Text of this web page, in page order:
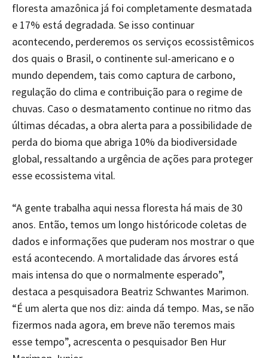
floresta amazônica já foi completamente desmatada
e 17% está degradada. Se isso continuar
acontecendo, perderemos os serviços ecossistêmicos
dos quais o Brasil, o continente sul-americano e o
mundo dependem, tais como captura de carbono,
regulação do clima e contribuição para o regime de
chuvas. Caso o desmatamento continue no ritmo das
últimas décadas, a obra alerta para a possibilidade de
perda do bioma que abriga 10% da biodiversidade
global, ressaltando a urgência de ações para proteger
esse ecossistema vital.
“A gente trabalha aqui nessa floresta há mais de 30
anos. Então, temos um longo históricode coletas de
dados e informações que puderam nos mostrar o que
está acontecendo. A mortalidade das árvores está
mais intensa do que o normalmente esperado”,
destaca a pesquisadora Beatriz Schwantes Marimon.
“É um alerta que nos diz: ainda dá tempo. Mas, se não
fizermos nada agora, em breve não teremos mais
esse tempo”, acrescenta o pesquisador Ben Hur